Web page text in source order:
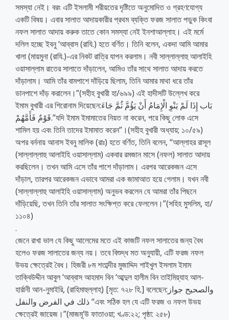
সমস্যা নেই। বরং এটি ইসলামী শরীয়তের দৃষ্টিতে অনুমোদিত ও গ্রহণযোগ্য
একটি বিষয়। এবার সালাত আদায়কারীর প্রথম ব্যক্তি ফরজ সালাত পড়ুক কিংবা
নফল সালাত আদায় করুক তাতে কোন সমস্যা নেই ইনশাআল্লাহ। এই মর্মে
দলিল হচ্ছে ইবনু ‘আব্বাস (রাযি.) হতে বর্ণিত। তিনি বলেন, একদা আমি আমার
খালা (মায়মুনা (রাযি.)-এর নিকট রাত্রি যাপন করলাম। নবী সাল্লাল্লাহু আলাইহি
ওয়াসাল্লাম রাতের সালাতে দাঁড়ালেন, আমিও তাঁর সাথে সালাত আদায় করতে
দাঁড়ালাম। আমি তাঁর বামপাশে দাঁড়িয়ে ছিলাম, তিনি আমার মাথা ধরে তাঁর
ডানপাশে দাঁড় করালেন।”(সহীহ বুখারী হা/৬৯৯) এই হাদীসটি উল্লেখ করে
ইমাম বুখারী এর শিরোনাম দিয়েছেন:بَاب إِذَا لَمْ يَنْوِ الْإِمَامُ أَنْ يَؤُمَّ ثُمَّ جَاءَ
قَوْمٌ فَأَمَّهُمْ.”যদি ইমাম ইমামাতের নিয়ত না করেন, পরে কিছু লোক এসে
শামিল হয় এবং তিনি তাদের ইমামাত করেন”।(সহীহ বুখারী অধ্যায়; ১০/৫৯)
অপর বর্ননায় আনাস ইবনু মালিক (রাঃ) হতে বর্ণিত, তিনি বলেন, “আল্লাহর রাসূল
(সাল্লাল্লাহু আলাইহি ওয়াসাল্লাম) একবার রমজান মাসে (নফল) সালাত আদায়
করছিলেন। তখন আমি এসে তাঁর পাশে দাঁড়ালাম। এরপর আরেকজন এসে
দাঁড়াল, তারপর আরেকজন এভাবে আমরা এক জামাআত হয়ে গেলাম। যখন নবী
(সাল্লাল্লাহু আলাইহি ওয়াসাল্লাম) অনুভব করলেন যে আমরা তাঁর পিছনে
দাঁড়িয়েছি, তখন তিনি তাঁর সালাত সংক্ষিপ্ত করে ফেললেন।”(সহিহ মুসলিম, হা/
১১০৪)
.
জেনে রাখা ভাল যে কিছু আলেমের মতে এই কাজটি নফল সালাতের জন্য বৈধ
হলেও ফরজ সালাতের জন্য নয়। তবে বিশুদ্ধ মত অনুযায়ী, এটি ফরজ নফল
উভয় ক্ষেত্রেই বৈধ। হিজরী ৮ম শতাব্দীর মুজাদ্দিদ শাইখুল ইসলাম ইমাম
তাক্বিউদ্দীন আবুল ‘আব্বাস আহমাদ বিন ‘আব্দুল হালীম বিন তাইমিয়্যাহ আল-
হার্রানী আন-নুমাইরি, (রাহিমাহুল্লাহ) [মৃত: ৭২৮ হি.] বলেছেন:والصحيح جواز
ذلك في الفرض والنفل “এবং সঠিক হল যে এটি ফরজ ও নফল উভয়
ক্ষেত্রেই জায়েজ।”(মাজমূ‘উ ফাতাওয়া; খণ্ড:২২; পৃষ্ঠা: ২৫৮)